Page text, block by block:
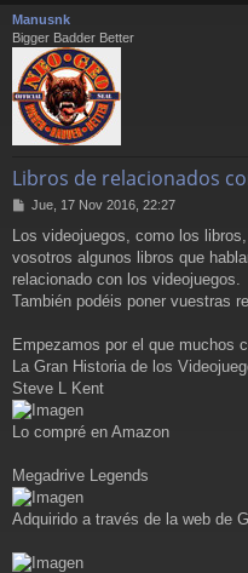
Manusnk
Bigger Badder Better
Libros de relacionados
M
n
s
a
Jue, 17 Nov 2016, 22:27
Los videojuegos, como los
vosotros algunos libros que
relacionado con los videojuegos.
También podéis poner vuestras
Empezamos por el que muchos
La Gran Historia de los
Steve L Kent
Lo compré en Amazon
Megadrive Legends
Adquirido a través de la web de